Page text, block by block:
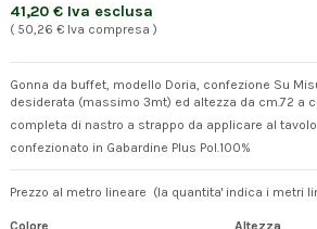
41,20 € Iva esclusa
( 50,26 € Iva compresa )
Gonna da buffet, modello Doria, confezione Su
desiderata (massimo 3mt) ed altezza da cm.72 a
completa di nastro a strappo da applicare al tavolo
confezionato in Gabardine Plus Pol.100%
Prezzo al metro lineare (la quantita' indica i metri
Colore
Altezza